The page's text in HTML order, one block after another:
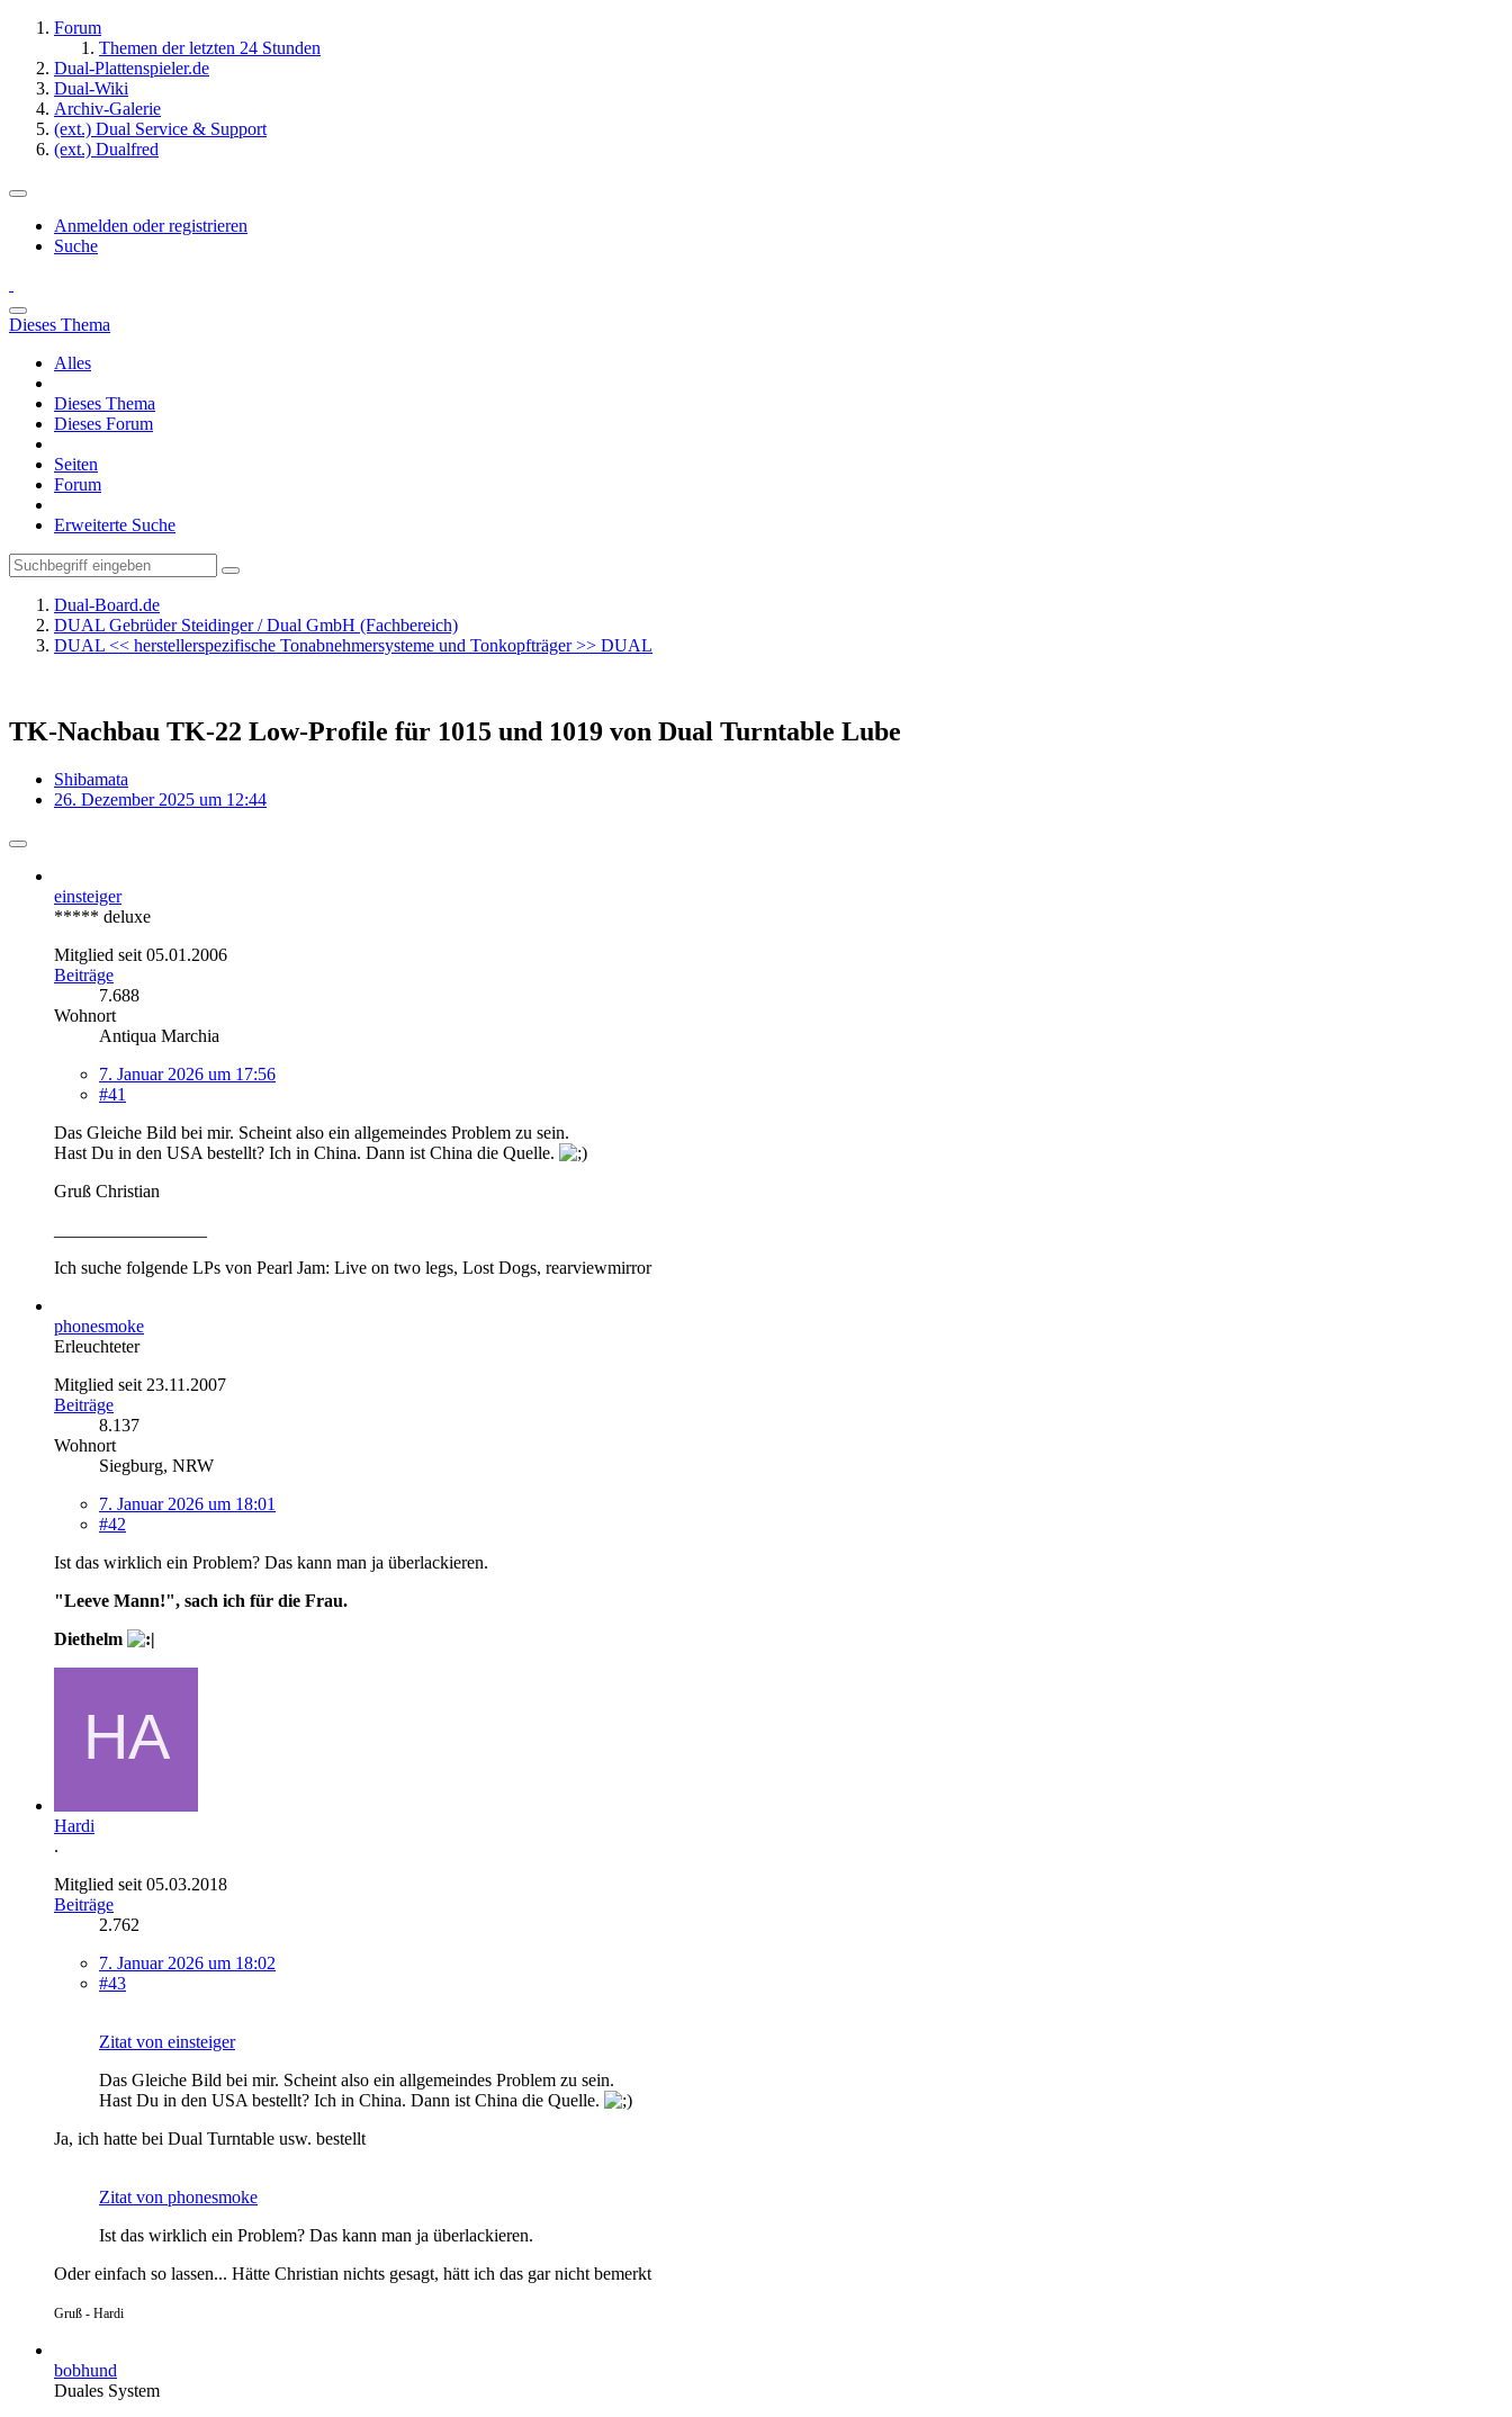
Forum
Themen der letzten 24 Stunden
Dual-Plattenspieler.de
Dual-Wiki
Archiv-Galerie
(ext.) Dual Service & Support
(ext.) Dualfred
Anmelden oder registrieren
Suche
Dieses Thema
Alles
Dieses Thema
Dieses Forum
Seiten
Forum
Erweiterte Suche
Dual-Board.de
DUAL Gebrüder Steidinger / Dual GmbH (Fachbereich)
DUAL << herstellerspezifische Tonabnehmersysteme und Tonkopfträger >> DUAL
TK-Nachbau TK-22 Low-Profile für 1015 und 1019 von Dual Turntable Lube
Shibamata
26. Dezember 2025 um 12:44
einsteiger
***** deluxe
Mitglied seit 05.01.2006
Beiträge
7.688
Wohnort
Antiqua Marchia
7. Januar 2026 um 17:56
#41
Das Gleiche Bild bei mir. Scheint also ein allgemeindes Problem zu sein.
Hast Du in den USA bestellt? Ich in China. Dann ist China die Quelle.
Gruß Christian
Ich suche folgende LPs von Pearl Jam: Live on two legs, Lost Dogs, rearviewmirror
phonesmoke
Erleuchteter
Mitglied seit 23.11.2007
Beiträge
8.137
Wohnort
Siegburg, NRW
7. Januar 2026 um 18:01
#42
Ist das wirklich ein Problem? Das kann man ja überlackieren.
"Leeve Mann!", sach ich für die Frau.
Diethelm
Hardi
.
Mitglied seit 05.03.2018
Beiträge
2.762
7. Januar 2026 um 18:02
#43
Zitat von einsteiger
Das Gleiche Bild bei mir. Scheint also ein allgemeindes Problem zu sein.
Hast Du in den USA bestellt? Ich in China. Dann ist China die Quelle.
Ja, ich hatte bei Dual Turntable usw. bestellt
Zitat von phonesmoke
Ist das wirklich ein Problem? Das kann man ja überlackieren.
Oder einfach so lassen... Hätte Christian nichts gesagt, hätt ich das gar nicht bemerkt
Gruß - Hardi
bobhund
Duales System